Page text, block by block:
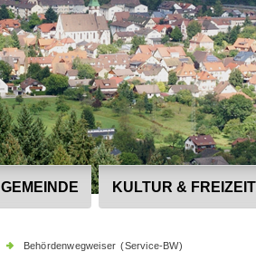
KULTUR & FREIZEIT
Behördenwegweiser (Service-BW)